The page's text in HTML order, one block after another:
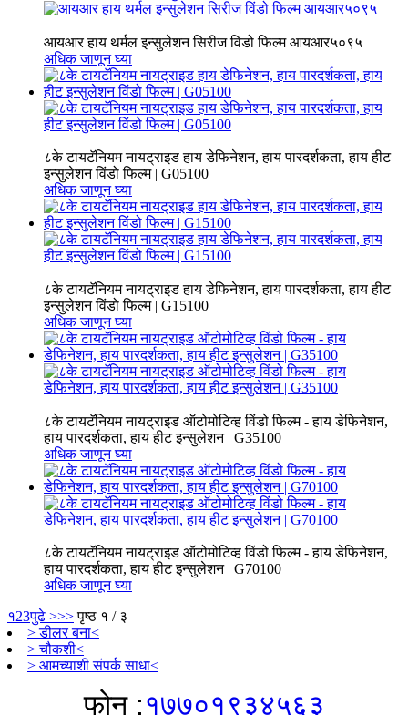
आयआर हाय थर्मल इन्सुलेशन सिरीज विंडो फिल्म आयआर५०९५
अधिक जाणून घ्या
८के टायटॅनियम नायट्राइड हाय डेफिनेशन, हाय पारदर्शकता, हाय हीट
इन्सुलेशन विंडो फिल्म | G05100
अधिक जाणून घ्या
८के टायटॅनियम नायट्राइड हाय डेफिनेशन, हाय पारदर्शकता, हाय हीट
इन्सुलेशन विंडो फिल्म | G15100
अधिक जाणून घ्या
८के टायटॅनियम नायट्राइड ऑटोमोटिव्ह विंडो फिल्म - हाय डेफिनेशन,
हाय पारदर्शकता, हाय हीट इन्सुलेशन | G35100
अधिक जाणून घ्या
८के टायटॅनियम नायट्राइड ऑटोमोटिव्ह विंडो फिल्म - हाय डेफिनेशन,
हाय पारदर्शकता, हाय हीट इन्सुलेशन | G70100
अधिक जाणून घ्या
१23पुढे >>> पृष्ठ १ / ३
> डीलर बना<
> चौकशी<
> आमच्याशी संपर्क साधा<
फोन :१७७०१९३४५६३